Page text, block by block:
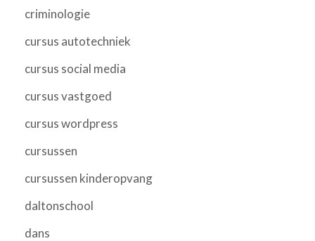
criminologie
cursus autotechniek
cursus social media
cursus vastgoed
cursus wordpress
cursussen
cursussen kinderopvang
daltonschool
dans